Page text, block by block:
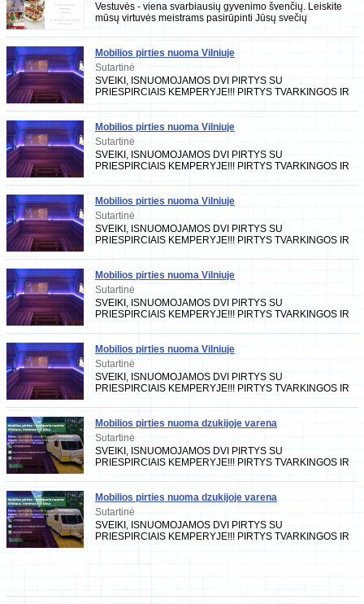
Vestuvės - viena svarbiausių gyvenimo švenčių. Leiskite
mūsų virtuvės meistrams pasirūpinti Jūsų svečių
Mobilios pirties nuoma Vilniuje
Sutartinė
SVEIKI, ISNUOMOJAMOS DVI PIRTYS SU
PRIESPIRCIAIS KEMPERYJE!!! PIRTYS TVARKINGOS IR
PRIZIURETOS KIEKVIENA KARTA DEZINFEKUOJAMOS...
PIRTYSE YRA VISKAS
Mobilios pirties nuoma Vilniuje
Sutartinė
SVEIKI, ISNUOMOJAMOS DVI PIRTYS SU
PRIESPIRCIAIS KEMPERYJE!!! PIRTYS TVARKINGOS IR
PIRTYSE YRA VISKAS
Mobilios pirties nuoma Vilniuje
Sutartinė
SVEIKI, ISNUOMOJAMOS DVI PIRTYS SU
PRIESPIRCIAIS KEMPERYJE!!! PIRTYS TVARKINGOS IR
PIRTYSE YRA VISKAS
Mobilios pirties nuoma Vilniuje
Sutartinė
SVEIKI, ISNUOMOJAMOS DVI PIRTYS SU
PRIESPIRCIAIS KEMPERYJE!!! PIRTYS TVARKINGOS IR
PIRTYSE YRA VISKAS
Mobilios pirties nuoma Vilniuje
Sutartinė
SVEIKI, ISNUOMOJAMOS DVI PIRTYS SU
PRIESPIRCIAIS KEMPERYJE!!! PIRTYS TVARKINGOS IR
PIRTYSE YRA VISKAS
Mobilios pirties nuoma dzukijoje varena
Sutartinė
SVEIKI, ISNUOMOJAMOS DVI PIRTYS SU
PRIESPIRCIAIS KEMPERYJE!!! PIRTYS TVARKINGOS IR
PIRTYSE YRA VISKAS
Mobilios pirties nuoma dzukijoje varena
Sutartinė
SVEIKI, ISNUOMOJAMOS DVI PIRTYS SU
PRIESPIRCIAIS KEMPERYJE!!! PIRTYS TVARKINGOS IR